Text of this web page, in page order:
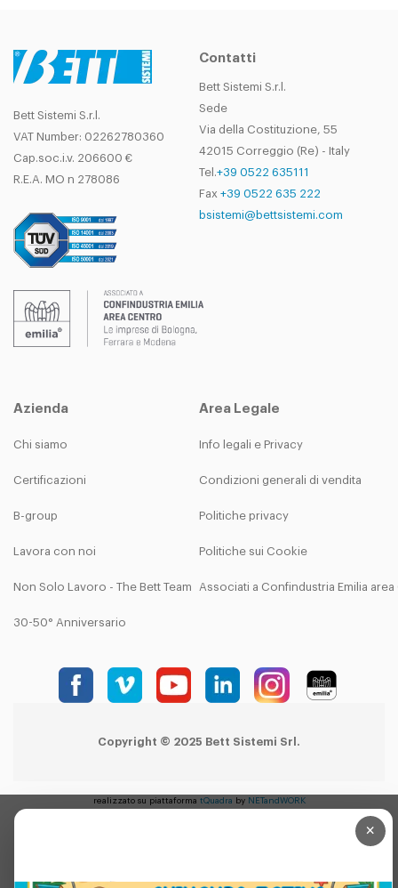
Bett Sistemi S.r.l.
VAT Number: 02262780360
Cap.soc.i.v. 206600 €
R.E.A. MO n 278086
Contatti
Bett Sistemi S.r.l.
Sede
Via della Costituzione, 55
42015 Correggio (Re) - Italy
Tel.+39 0522 635111
Fax +39 0522 635 222
bsistemi@bettsistemi.com
Azienda
Chi siamo
Certificazioni
B-group
Lavora con noi
Non Solo Lavoro - The Bett Team
30-50° Anniversario
Area Legale
Info legali e Privacy
Condizioni generali di vendita
Politiche privacy
Politiche sui Cookie
Associati a Confindustria Emilia
Copyright © 2025 Bett Sistemi Srl.
×
realizzato su piattaforma tQuadra by NETandWORK